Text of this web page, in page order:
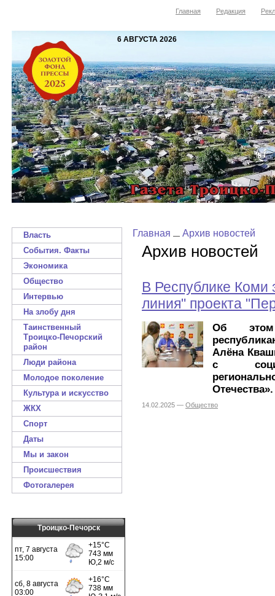
Главная Редакция
6 АВГУСТА 2026
Власть
События. Факты
Экономика
Общество
Интервью
На злобу дня
Таинственный
Троицко-Печорский
район
Люди района
Молодое поколение
Культура и искусство
ЖКХ
Спорт
Даты
Мы и закон
Происшествия
Фотогалерея
Троицко-Печорск
Главная Архив новостей
Архив новостей
В Республике Коми
линия" проекта
Об этом
Алёна
с
Отечества».
14.02.2025 — Общество